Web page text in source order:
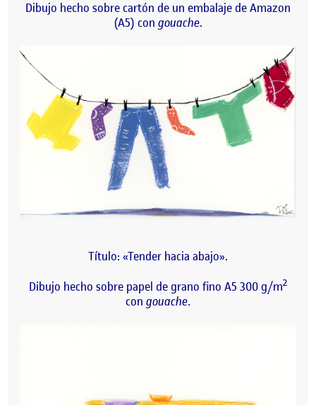
Dibujo hecho sobre cartón de un embalaje de Amazon
(A5) con gouache.
Título: «Tender hacia abajo».
Dibujo hecho sobre papel de grano fino A5 300 g/m2
con gouache.